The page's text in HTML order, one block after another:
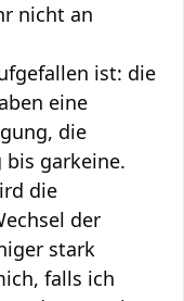
nicht an
ist: die
eine
die
bis garkeine.
die
der
stark
falls ich